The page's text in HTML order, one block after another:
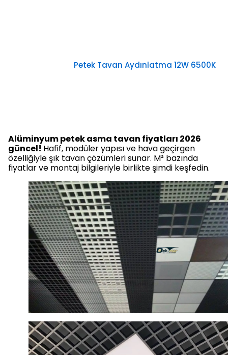
Petek Tavan Aydınlatma 12W 6500K
Alüminyum petek asma tavan fiyatları 2026
güncel! Hafif, modüler yapısı ve hava geçirgen
özelliğiyle şık tavan çözümleri sunar. M² bazında
fiyatlar ve montaj bilgileriyle birlikte şimdi keşfedin.